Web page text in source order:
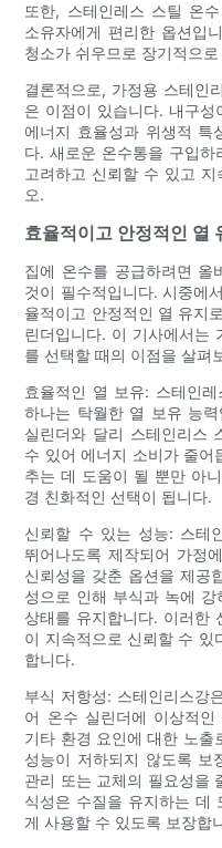
또한, 스테인레스 스틸 온
소유자에게 편리한 옵션입
청소가 쉬우므로 장기적으
결론적으로, 가정용 스테인
은 이점이 있습니다. 내구
에너지 효율성과 위생적 특
다. 새로운 온수통을 구입
고려하고 신뢰할 수 있고
오.
효율적이고 안정적인 열
집에 온수를 공급하려면 올
것이 필수적입니다. 시중에
율적이고 안정적인 열 유지
린더입니다. 이 기사에서는
를 선택할 때의 이점을 살펴
효율적인 열 보유: 스테인
하나는 탁월한 열 보유 능
실린더와 달리 스테인리스
수 있어 에너지 소비가 줄어
추는 데 도움이 될 뿐만 아
경 친화적인 선택이 됩니다.
신뢰할 수 있는 성능: 스테
뛰어나도록 제작되어 가정
신뢰성을 갖춘 옵션을 제공
성으로 인해 부식과 녹에
상태를 유지합니다. 이러한
이 지속적으로 신뢰할 수 있
합니다.
부식 저항성: 스테인리스강
어 온수 실린더에 이상적
기타 환경 요인에 대한 노출
성능이 저하되지 않도록 보
관리 또는 교체의 필요성을
식성은 수질을 유지하는 데
게 사용할 수 있도록 보장합